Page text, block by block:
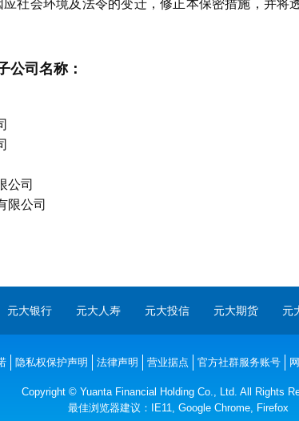
社会环境及法令的变迁，修正本保密措施，并将
公司名称：
公司
限公司
元大银行 元大人寿 元大投信 元大期货 元
隐私权保护声明 法律声明 营业据点 官方社群服务账号
Copyright © Yuanta Financial Holding Co., Ltd. All Rights
最佳浏览器建议：IE11, Google Chrome, Firefox